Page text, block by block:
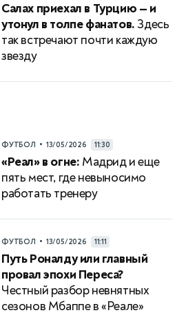
Салах приехал в Турцию — и
утонул в толпе фанатов.Здесь
так встречают почти каждую
звезду
ФУТБОЛ • 13/05/2026 11:30
«Реал» в огне: Мадрид и еще
пять мест, где невыносимо
работать тренеру
ФУТБОЛ • 13/05/2026 11:11
Путь Роналду или главный
провал эпохи Переса?
Честный разбор невнятных
сезонов Мбаппе в «Реале»